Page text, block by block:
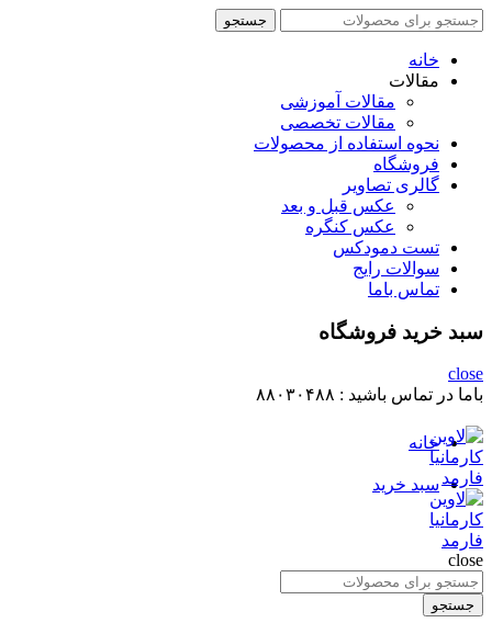
جستجو
جستجو
خانه
مقالات
مقالات آموزشی
مقالات تخصصی
نحوه استفاده از محصولات
فروشگاه
گالری تصاویر
عکس قبل و بعد
عکس کنگره
تست دمودکس
سوالات رایج
تماس باما
سبد خرید فروشگاه
close
باما در تماس باشید : ۸۸۰۳۰۴۸۸
خانه
سبد خرید
close
جستجو
برای
:
جستجو